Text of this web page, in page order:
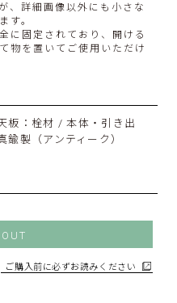
、詳細画像以外にも小さな
す。
に固定されており、開ける
物を置いてご使用いただけ
板：栓材 / 本体・引き出
鍮製（アンティーク）
ご購入前に必ずお読みください